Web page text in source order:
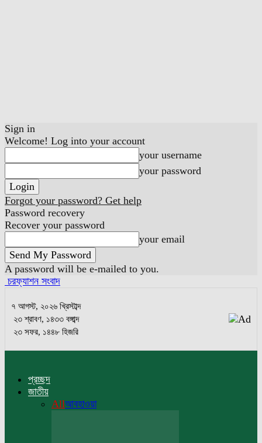
Sign in
Welcome! Log into your account
your username
your password
Forgot your password? Get help
Password recovery
Recover your password
your email
A password will be e-mailed to you.
চরফ্যাশন সংবাদ
৭ আগস্ট, ২০২৬ খ্রিস্টাব্দ
২৩ শ্রাবণ, ১৪৩৩ বঙ্গাব্দ
২৩ সফর, ১৪৪৮ হিজরি
প্রচ্ছদ
জাতীয়
Allআবহাওয়া